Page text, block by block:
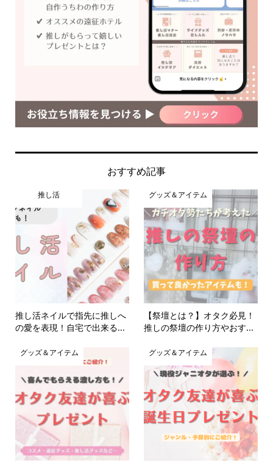
おすすめ記事
推し活
推し活ネイルで指先に推しへ
の愛を表現！自宅で出来る...
グッズ＆アイテム
【祭壇とは？】オタク必見！
推しの祭壇の作り方やおす...
グッズ＆アイテム グッズ＆アイテム